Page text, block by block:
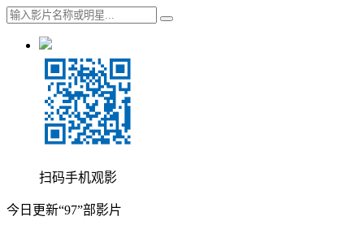
扫码手机观影
今日更新“97”部影片